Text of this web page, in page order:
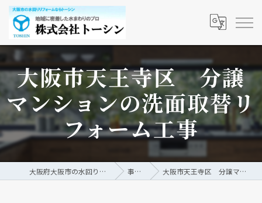
大阪市天王寺区 分譲
マンションの洗面取替リ
フォーム工事
大阪府大阪市の水回りリフォームなら株式会社トーシン 事例/ブログ 大阪市天王寺区 分譲マンションの洗面取替リフォーム工事